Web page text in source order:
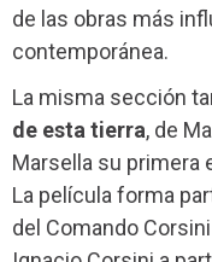
de las obras más
contemporánea.
La misma sección
de esta tierra, de
Marsella su primera
La película forma
del Comando